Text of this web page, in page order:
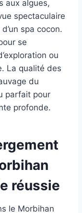
aux algues,
spectaculaire
spa cocon.
se
ou
La qualité des
du
parfait pour
profonde.
réussie
le Morbihan